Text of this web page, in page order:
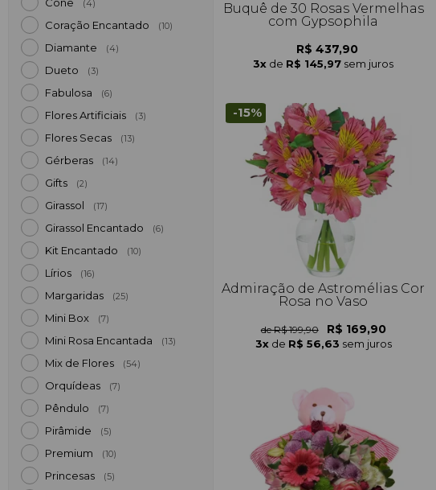
Cone (4)
Coração Encantado (10)
Diamante (4)
Dueto (3)
Fabulosa (6)
Flores Artificiais (3)
Flores Secas (13)
Gérberas (14)
Gifts (2)
Girassol (17)
Girassol Encantado (6)
Kit Encantado (10)
Lírios (16)
Margaridas (25)
Mini Box (7)
Mini Rosa Encantada (13)
Mix de Flores (54)
Orquídeas (7)
Pêndulo (7)
Pirâmide (5)
Premium (10)
Princesas (5)
Buquê de 30 Rosas Vermelhas
com Gypsophila
R$ 437,90
3x de R$ 145,97 sem juros
-15%
Admiração de Astromélias Cor
Rosa no Vaso
de R$ 199,90 R$ 169,90
3x de R$ 56,63 sem juros